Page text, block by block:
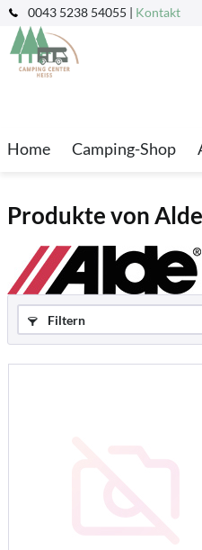
0043 5238 54055 | Kontakt
Home Camping-Shop
Produkte von Alde
Filtern